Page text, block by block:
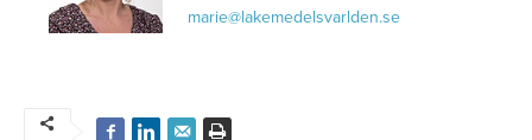
marie@lakemedelsvarlden.se